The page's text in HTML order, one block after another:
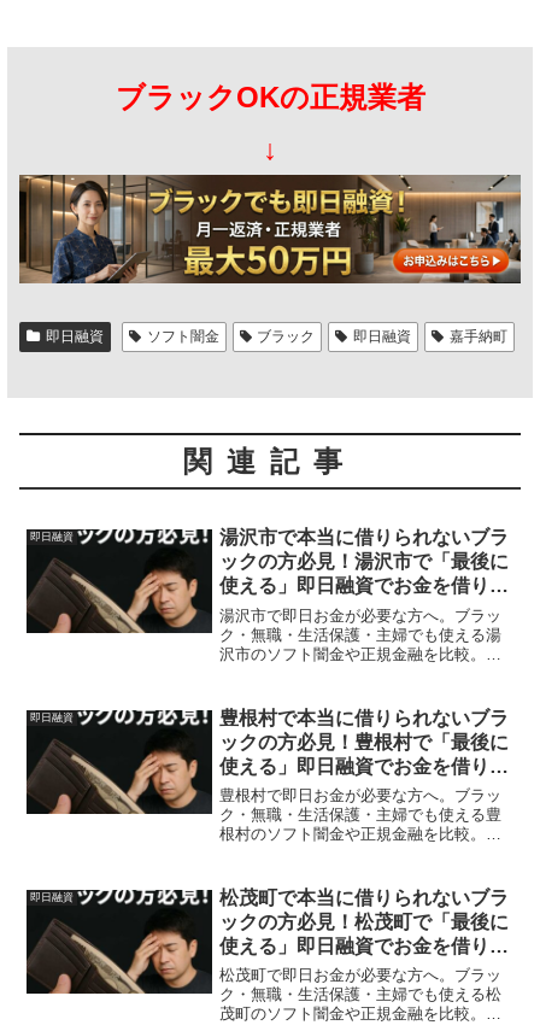
ブラックOKの正規業者
↓
即日融資 ソフト闇金 ブラック 即日融資 嘉手納町
関連記事
即日融資
湯沢市で本当に借りられないブラ
ックの方必見！湯沢市で「最後に
使える」即日融資でお金を借りる
方法を紹介！
湯沢市で即日お金が必要な方へ。ブラッ
ク・無職・生活保護・主婦でも使える湯
沢市のソフト闇金や正規金融を比較。安
即日融資
豊根村で本当に借りられないブラ
ックの方必見！豊根村で「最後に
使える」即日融資でお金を借りる
方法を紹介！
豊根村で即日お金が必要な方へ。ブラッ
ク・無職・生活保護・主婦でも使える豊
根村のソフト闇金や正規金融を比較。安
即日融資
松茂町で本当に借りられないブラ
ックの方必見！松茂町で「最後に
使える」即日融資でお金を借りる
方法を紹介！
松茂町で即日お金が必要な方へ。ブラッ
ク・無職・生活保護・主婦でも使える松
茂町のソフト闇金や正規金融を比較。安